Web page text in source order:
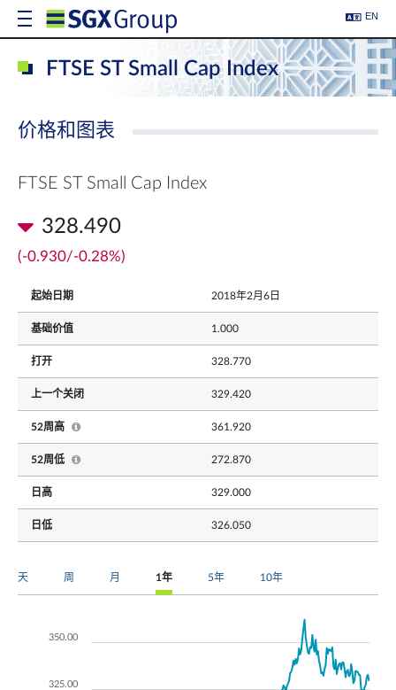
EN
FTSE ST Small Cap Index
价格和图表
FTSE ST Small Cap Index
328.490
(-0.930/-0.28%)
起始日期 2018年2月6日
基础价值 1.000
打开 328.770
上一个关闭 329.420
52周高 361.920
52周低 272.870
日高 329.000
日低 326.050
天 周 月 1年 5年 10年
325.00
350.00